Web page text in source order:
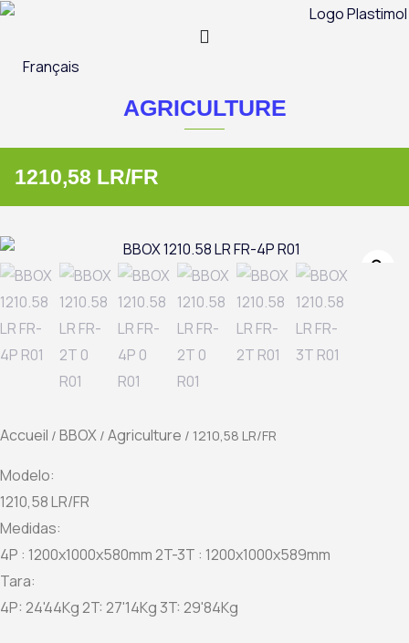
Aller
contenu
Français
AGRICULTURE
1210,58 LR/FR
Accueil / BBOX / Agriculture / 1210,58 LR/FR
Modelo:
1210,58 LR/FR
Medidas:
4P : 1200x1000x580mm 2T-3T : 1200x1000x589mm
Tara:
4P: 24'44Kg 2T: 27'14Kg 3T: 29'84Kg